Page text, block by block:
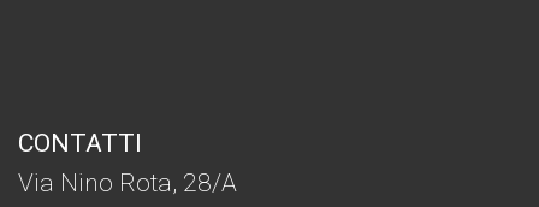
CONTATTI
Via Nino Rota, 28/A